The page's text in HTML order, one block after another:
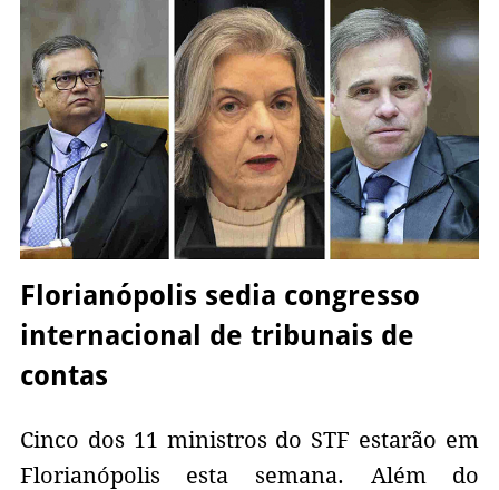
Florianópolis sedia congresso
internacional de tribunais de
contas
Cinco dos 11 ministros do STF estarão em
Florianópolis esta semana. Além do